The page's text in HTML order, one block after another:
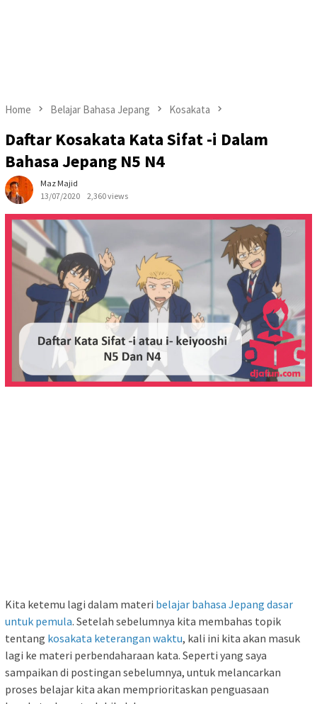
Home Belajar Bahasa Jepang Kosakata
Daftar Kosakata Kata Sifat -i Dalam
Bahasa Jepang N5 N4
Maz Majid
13/07/2020
2,360 views
Kita ketemu lagi dalam materi belajar bahasa Jepang dasar
untuk pemula. Setelah sebelumnya kita membahas topik
tentang kosakata keterangan waktu, kali ini kita akan masuk
lagi ke materi perbendaharaan kata. Seperti yang saya
sampaikan di postingan sebelumnya, untuk melancarkan
proses belajar kita akan memprioritaskan penguasaan